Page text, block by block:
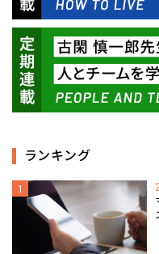
ランキング
1